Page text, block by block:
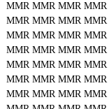
MMR MMR MMR MMR
MMR MMR MMR MMR
MMR MMR MMR MMR
MMR MMR MMR MMR
MMR MMR MMR MMR
MMR MMR MMR MMR
MMR MMR MMR MMR